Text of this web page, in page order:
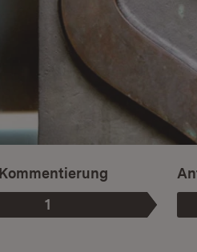
Phase
1
: